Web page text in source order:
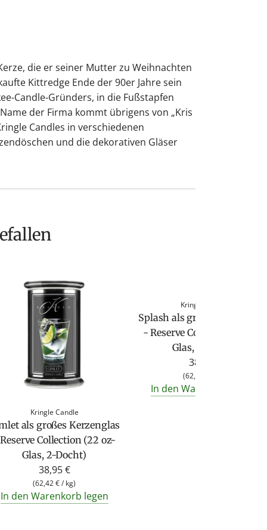
die er seiner Mutter zu Weihnachten
Kittredge Ende der 90er Jahre sein
Candle-Gründers, in die Fußstapfen
der Firma kommt übrigens von „Kris
Candles in verschiedenen
und die dekorativen Gläser
Kringle Candle
als großes Kerzenglas
Collection (22 oz-
Glas, 2-Docht)
38,95 €
(62,42 €/ kg)
In den Warenkorb legen
Kringle Candle
Splash als großes
- Reserve Collection (22 oz-
Glas, 2-Docht)
38,95 €
(62,42 €
In den Warenkorb legen